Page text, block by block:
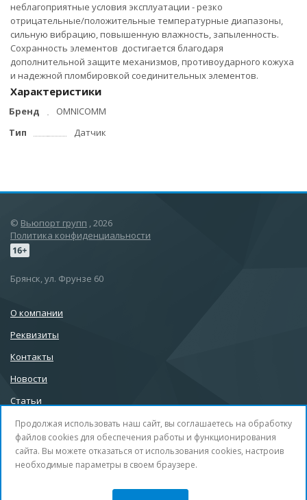
неблагоприятные условия эксплуатации - резко
отрицательные/положительные температурные диапазоны,
сильную вибрацию, повышенную влажность, запыленность.
Сохранность элементов достигается благодаря
дополнительной защите механизмов, противоударного кожуха
и надежной пломбировкой соединительных элементов.
Характеристики
Бренд
OMNICOMM
Тип
Датчик
© Вьюпорт групп , 2026
Политика конфиденциальности
Брянск, ул. Фрунзе 60
О компании
Реквизиты
Контакты
Новости
Статьи
info@32b.su
Продолжая использовать наш сайт, вы соглашаетесь на обработку
файлов cookies для обеспечения работы и функционирования
сайта. Вы можете отказаться от использования cookies, настроив
необходимые параметры в своем браузере.